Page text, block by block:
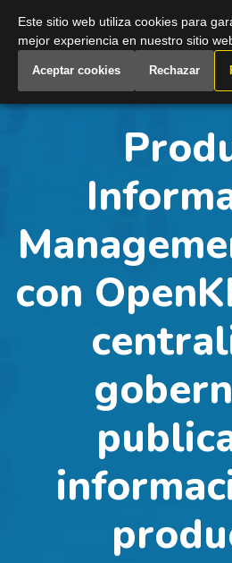
Spain
con
Este sitio web utiliza cookies para
mejor experiencia en nuestro sitio
Aceptar cookies Rechazar